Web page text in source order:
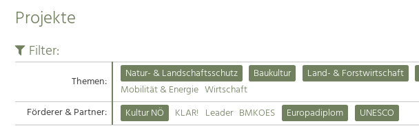
Projekte
Filter:
Themen: Natur- & Landschaftsschutz Baukultur Land- & Forstwirtschaft
Mobilität & Energie Wirtschaft
Förderer & Partner:
Kultur NÖ KLAR! Leader BMKOES Europadiplom UNESCO